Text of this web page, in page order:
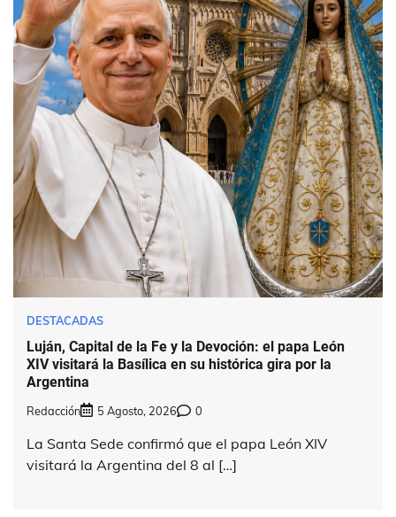
DESTACADAS
Luján, Capital de la Fe y la Devoción: el papa León
XIV visitará la Basílica en su histórica gira por la
Argentina
Redacción 5 Agosto, 2026 0
La Santa Sede confirmó que el papa León XIV
visitará la Argentina del 8 al […]